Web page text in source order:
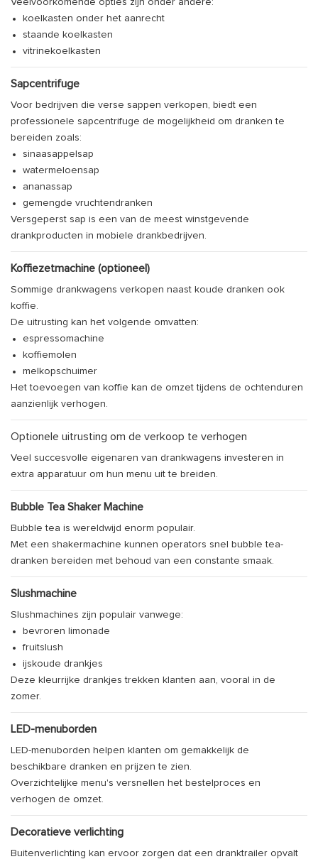
Veelvoorkomende opties zijn onder andere:
koelkasten onder het aanrecht
staande koelkasten
vitrinekoelkasten
Sapcentrifuge
Voor bedrijven die verse sappen verkopen, biedt een
professionele sapcentrifuge de mogelijkheid om dranken te
bereiden zoals:
sinaasappelsap
watermeloensap
ananassap
gemengde vruchtendranken
Versgeperst sap is een van de meest winstgevende
drankproducten in mobiele drankbedrijven.
Koffiezetmachine (optioneel)
Sommige drankwagens verkopen naast koude dranken ook
koffie.
De uitrusting kan het volgende omvatten:
espressomachine
koffiemolen
melkopschuimer
Het toevoegen van koffie kan de omzet tijdens de ochtenduren
aanzienlijk verhogen.
Optionele uitrusting om de verkoop te verhogen
Veel succesvolle eigenaren van drankwagens investeren in
extra apparatuur om hun menu uit te breiden.
Bubble Tea Shaker Machine
Bubble tea is wereldwijd enorm populair.
Met een shakermachine kunnen operators snel bubble tea-
dranken bereiden met behoud van een constante smaak.
Slushmachine
Slushmachines zijn populair vanwege:
bevroren limonade
fruitslush
ijskoude drankjes
Deze kleurrijke drankjes trekken klanten aan, vooral in de
zomer.
LED-menuborden
LED-menuborden helpen klanten om gemakkelijk de
beschikbare dranken en prijzen te zien.
Overzichtelijke menu's versnellen het bestelproces en
verhogen de omzet.
Decoratieve verlichting
Buitenverlichting kan ervoor zorgen dat een dranktrailer opvalt